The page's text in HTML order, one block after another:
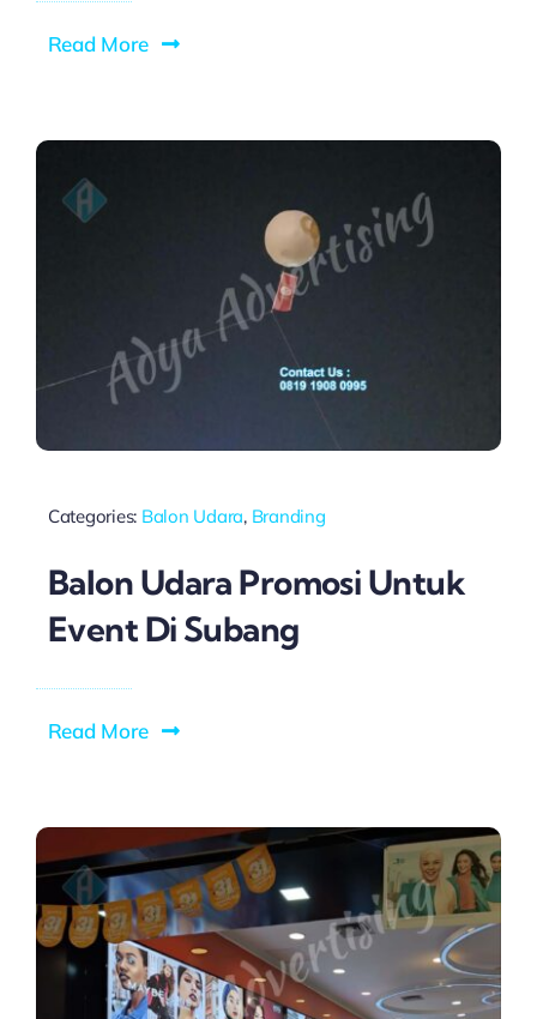
Read More
Categories: Balon Udara, Branding
Balon Udara Promosi Untuk
Event Di Subang
Read More